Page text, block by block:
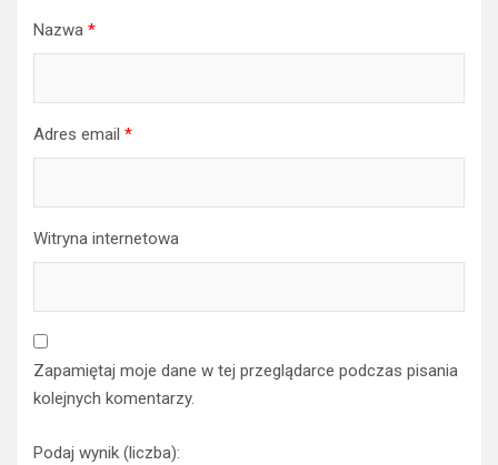
Nazwa *
Adres email *
Witryna internetowa
Zapamiętaj moje dane w tej przeglądarce podczas pisania
kolejnych komentarzy.
Podaj wynik (liczba):